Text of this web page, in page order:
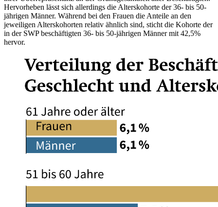
Hervorheben lässt sich allerdings die Alterskohorte der 36- bis 50-
jährigen Männer. Während bei den Frauen die Anteile an den
jeweiligen Alterskohorten relativ ähnlich sind, sticht die Kohorte der
in der SWP beschäftigten 36- bis 50-jährigen Männer mit 42,5%
hervor.